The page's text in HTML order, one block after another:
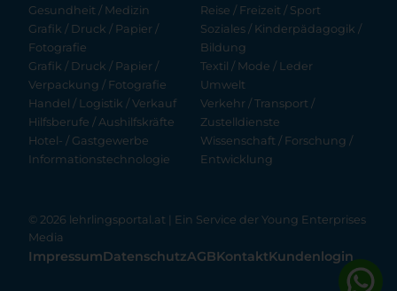
Gesundheit / Medizin
Grafik / Druck / Papier /
Fotografie
Grafik / Druck / Papier /
Verpackung / Fotografie
Handel / Logistik / Verkauf
Hilfsberufe / Aushilfskräfte
Hotel- / Gastgewerbe
Informationstechnologie
Reise / Freizeit / Sport
Soziales / Kinderpädagogik /
Bildung
Textil / Mode / Leder
Umwelt
Verkehr / Transport /
Zustelldienste
Wissenschaft / Forschung /
Entwicklung
© 2026 lehrlingsportal.at | Ein Service der Young Enterprises
Media
ImpressumDatenschutzAGBKontaktKundenlogin